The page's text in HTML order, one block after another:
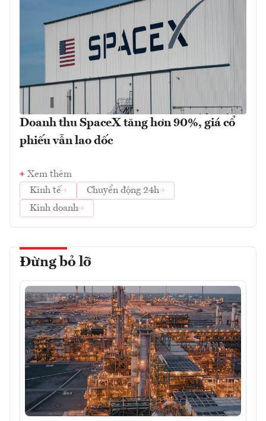
Doanh thu SpaceX tăng hơn 90%, giá cổ
phiếu vẫn lao dốc
Xem thêm
Kinh tế
Chuyển động 24h
Kinh doanh
Đừng bỏ lỡ